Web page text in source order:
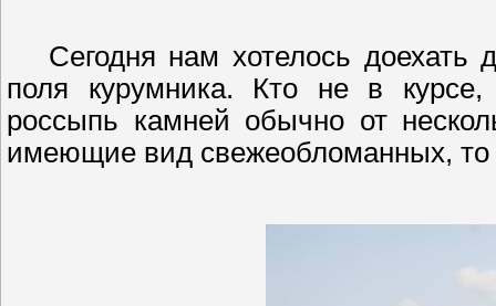
Сегодня нам хотелось
поля курумника. Кто не в курсе,
россыпь камней обычно от
имеющие вид свежеобломанных,